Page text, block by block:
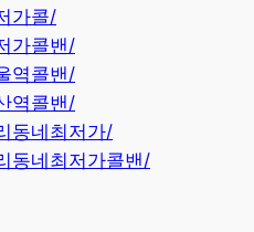
가콜/
가콜밴/
역콜밴/
역콜밴/
동네최저가/
동네최저가콜밴/